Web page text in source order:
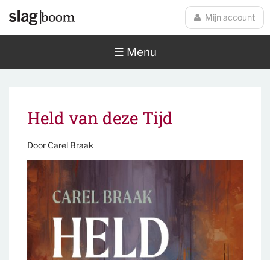
Mijn account
☰ Menu
Held van deze Tijd
Door Carel Braak